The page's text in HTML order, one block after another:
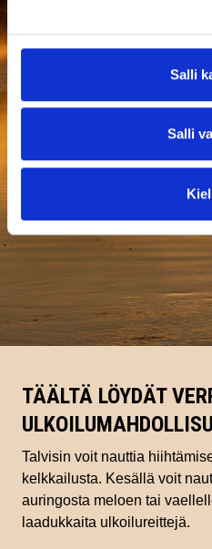
Salli
Salli
TÄÄLTÄ LÖYDÄT
Talvisin voit nauttia
kelkkailusta. Kesällä voit
auringosta meloen tai
laadukkaita ulkoilureittejä.